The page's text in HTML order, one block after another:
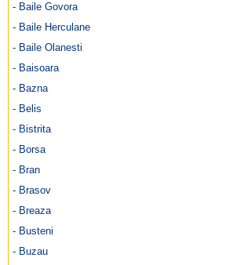
- Baile Govora
- Baile Herculane
- Baile Olanesti
- Baisoara
- Bazna
- Belis
- Bistrita
- Borsa
- Bran
- Brasov
- Breaza
- Busteni
- Buzau